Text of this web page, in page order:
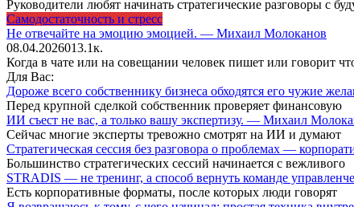
Руководители любят начинать стратегические разговоры с
Самодостаточность и стресс
Не отвечайте на эмоцию эмоцией. — Михаил Молоканов
08.04.2026013.1к.
Когда в чате или на совещании человек пишет или говорит
Для Вас:
Дороже всего собственнику бизнеса обходятся его чужие
Перед крупной сделкой собственник проверяет финансовую
ИИ съест не вас, а только вашу экспертизу. — Михаил
Сейчас многие эксперты тревожно смотрят на ИИ и думают
Стратегическая сессия без разговора о проблемах —
Большинство стратегических сессий начинается с вежливого
STRADIS — не тренинг, а способ вернуть команде
Есть корпоративные форматы, после которых люди говорят